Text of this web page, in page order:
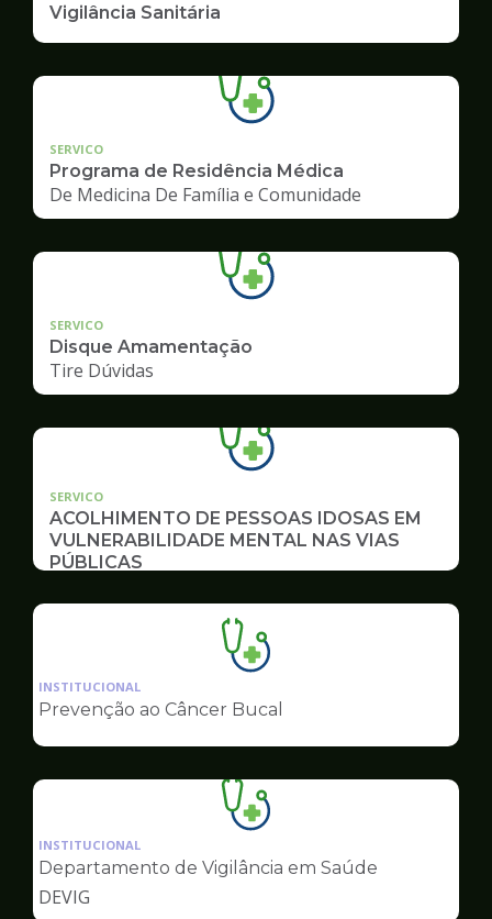
Vigilância Sanitária
SERVICO
Programa de Residência Médica
De Medicina De Família e Comunidade
SERVICO
Disque Amamentação
Tire Dúvidas
SERVICO
ACOLHIMENTO DE PESSOAS IDOSAS EM
VULNERABILIDADE MENTAL NAS VIAS
PÚBLICAS
Ilustração
da
pagina
Saúde
INSTITUCIONAL
Prevenção ao Câncer Bucal
Ilustração
da
pagina
INSTITUCIONAL
Departamento de Vigilância em Saúde
DEVIG